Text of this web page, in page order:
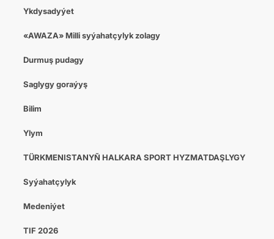
Ykdysadyýet
«AWAZA» Milli syýahatçylyk zolagy
Durmuş pudagy
Saglygy goraýyş
Bilim
Ylym
TÜRKMENISTANYŇ HALKARA SPORT HYZMATDAŞLYGY
Syýahatçylyk
Medeniýet
TIF 2026